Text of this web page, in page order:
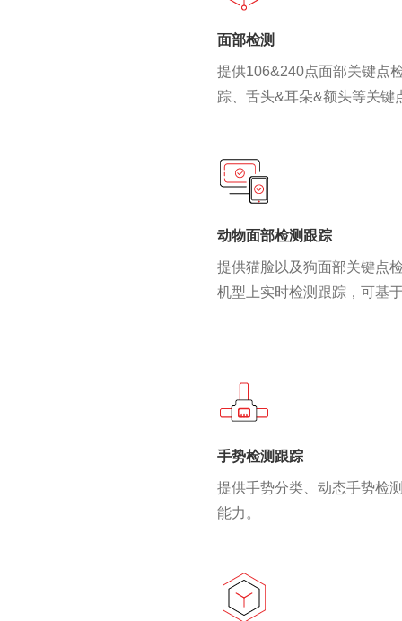
面部检测
提供106&240点面部关键点
踪、舌头&耳朵&额头等关键
动物面部检测跟踪
提供猫脸以及狗面部关键点
机型上实时检测跟踪，可基
手势检测跟踪
提供手势分类、动态手势检
能力。